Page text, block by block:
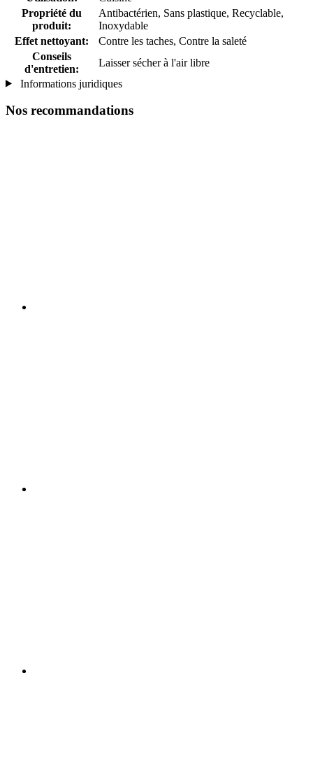
Propriété du
produit:
Antibactérien, Sans plastique, Recyclable,
Inoxydable
Effet nettoyant:
Contre les taches, Contre la saleté
Conseils
d'entretien:
Laisser sécher à l'air libre
Informations juridiques
Nos recommandations